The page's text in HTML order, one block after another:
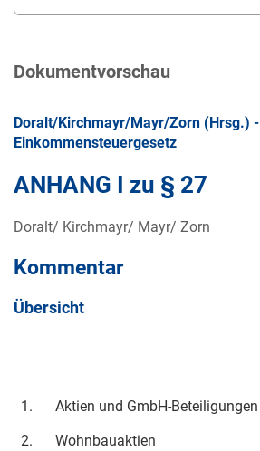
Dokumentvorschau
Doralt/Kirchmayr/Mayr/Zorn (Hrsg.) -
Einkommensteuergesetz
ANHANG I zu § 27
Doralt/ Kirchmayr/ Mayr/ Zorn
Kommentar
Übersicht
1.
Aktien und GmbH-Beteiligungen
2.
Wohnbauaktien